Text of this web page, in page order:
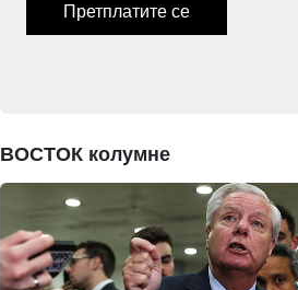
Претплатите се
ВОСТОК колумне